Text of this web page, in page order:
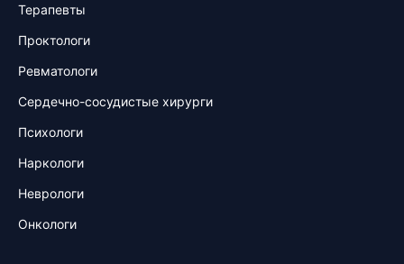
Терапевты
Проктологи
Ревматологи
Сердечно-сосудистые хирурги
Психологи
Наркологи
Неврологи
Онкологи